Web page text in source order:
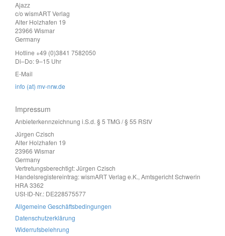
Ajazz
c/o wismART Verlag
Alter Holzhafen 19
23966 Wismar
Germany
Hotline +49 (0)3841 7582050
Di–Do: 9–15 Uhr
E-Mail
info (at) mv-nrw.de
Impressum
Anbieterkennzeichnung i.S.d. § 5 TMG / § 55 RStV
Jürgen Czisch
Alter Holzhafen 19
23966 Wismar
Germany
Vertretungsberechtigt: Jürgen Czisch
Handelsregistereintrag: wismART Verlag e.K., Amtsgericht Schwerin
HRA 3362
USt-ID-Nr.: DE228575577
Allgemeine Geschäftsbedingungen
Datenschutzerklärung
Widerrufsbelehrung